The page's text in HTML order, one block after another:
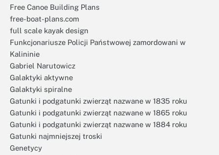
Free Canoe Building Plans
free-boat-plans.com
full scale kayak design
Funkcjonariusze Policji Państwowej zamordowani w
Kalininie
Gabriel Narutowicz
Galaktyki aktywne
Galaktyki spiralne
Gatunki i podgatunki zwierząt nazwane w 1835 roku
Gatunki i podgatunki zwierząt nazwane w 1865 roku
Gatunki i podgatunki zwierząt nazwane w 1884 roku
Gatunki najmniejszej troski
Genetycy